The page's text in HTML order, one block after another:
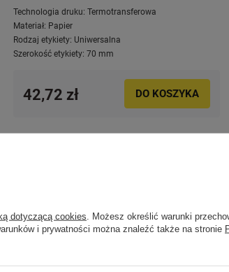
Technologia druku: Termotransferowa
Materiał: Papier
Rodzaj etykiety: Uniwersalna
Szerokość etykiety: 70 mm
42,72 zł DO KOSZYKA
dotyczącą cookies . Możesz określić warunki
i prywatności można znaleźć także na stronie